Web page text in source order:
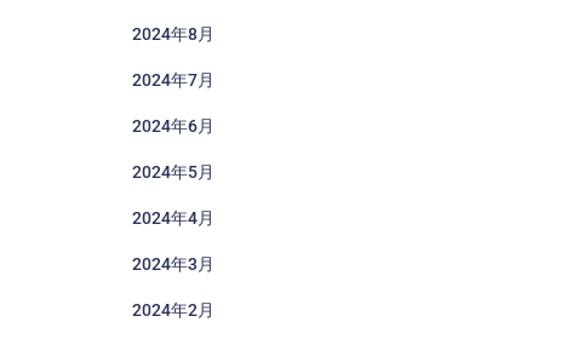
2024年8月
2024年7月
2024年6月
2024年5月
2024年4月
2024年3月
2024年2月